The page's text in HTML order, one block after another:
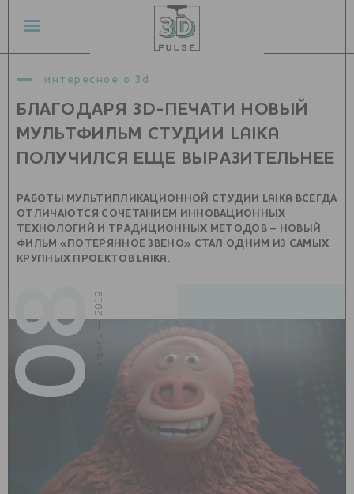
интересное о 3d
БЛАГОДАРЯ 3D-ПЕЧАТИ НОВЫЙ
МУЛЬТФИЛЬМ СТУДИИ LAIKA
ПОЛУЧИЛСЯ ЕЩЕ ВЫРАЗИТЕЛЬНЕЕ
РАБОТЫ МУЛЬТИПЛИКАЦИОННОЙ СТУДИИ LAIKA ВСЕГДА
ОТЛИЧАЮТСЯ СОЧЕТАНИЕМ ИННОВАЦИОННЫХ
ТЕХНОЛОГИЙ И ТРАДИЦИОННЫХ МЕТОДОВ – НОВЫЙ
ФИЛЬМ «ПОТЕРЯННОЕ ЗВЕНО» СТАЛ ОДНИМ ИЗ САМЫХ
КРУПНЫХ ПРОЕКТОВ LAIKA.
08
апрель — 2019